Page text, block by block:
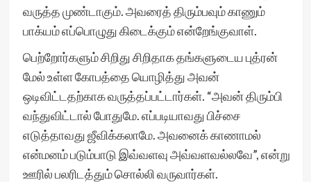
வருத்த முண்டாகும். அவரைத் திரும்பவும் காணும்
பாக்யம் எப்பொழுது கிடைக்கும் என்றேங்குவாள்.
பெற்றோர்களும் சிறிது சிறிதாக தங்களுடைய புத்ரன்
மேல் உள்ள கோபத்தை யொழித்து அவன்
ஒடிவிட்டதற்காக வருத்தப்பட்டார்கள். “அவன் திரும்பி
வந்துவிட்டால் போதுமே. எப்படியாவது பிச்சை
எடுத்தாவது ஜீவிக்கலாமே. அவனைக் காணாமல்
என்மனம் படும்பாடு இவ்வளவு அவ்வளவல்லவே”, என்று
ஊரில் பலரிடத்தும் சொல்லி வருவார்கள்.